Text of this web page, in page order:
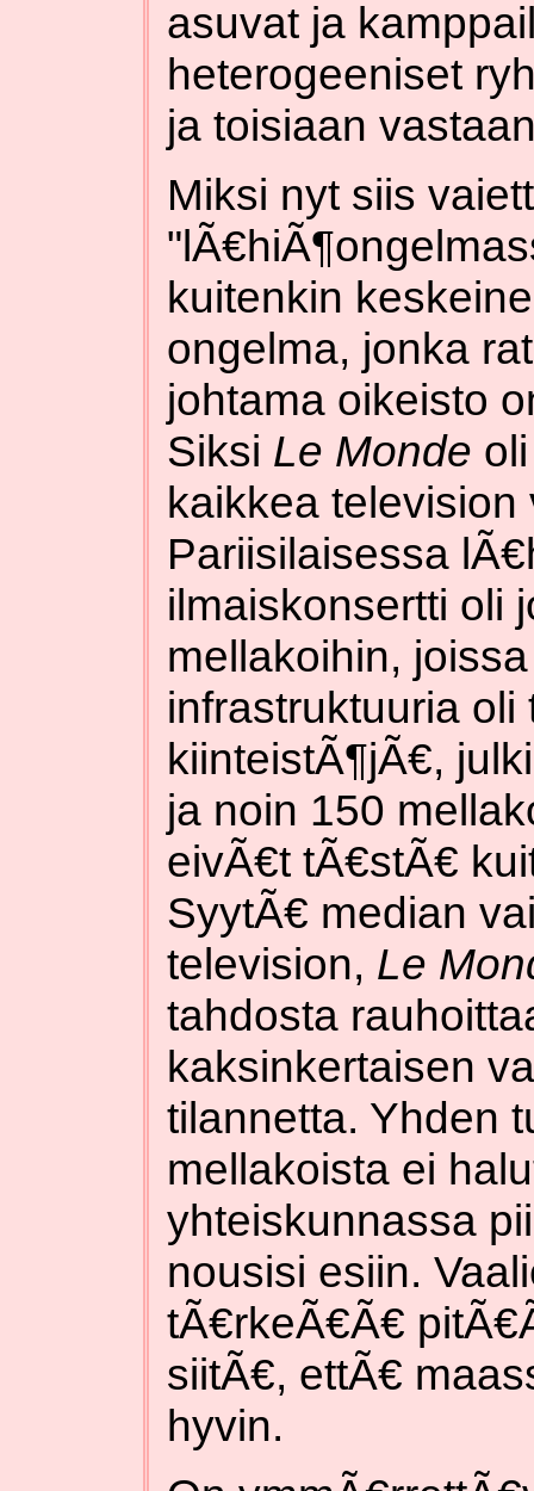
asuvat ja
heterogeeniset
ja toisiaan
Miksi nyt siis
kuitenkin
ongelma, jonka
johtama oikeisto
Siksi Le Monde
kaikkea
Pariisilaisessa
ilmaiskonsertti oli
mellakoihin,
infrastruktuuria
kiinteistÃ¶jÃ€,
ja noin 150
eivÃ€t tÃ€stÃ€
SyytÃ€ median
television, Le
tahdosta
kaksinkertaisen
tilannetta. Yhden
mellakoista ei
yhteiskunnassa
nousisi esiin.
tÃ€rkeÃ€Ã€
siitÃ€, ettÃ€
hyvin.